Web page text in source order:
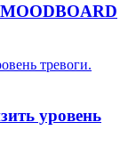
уровень